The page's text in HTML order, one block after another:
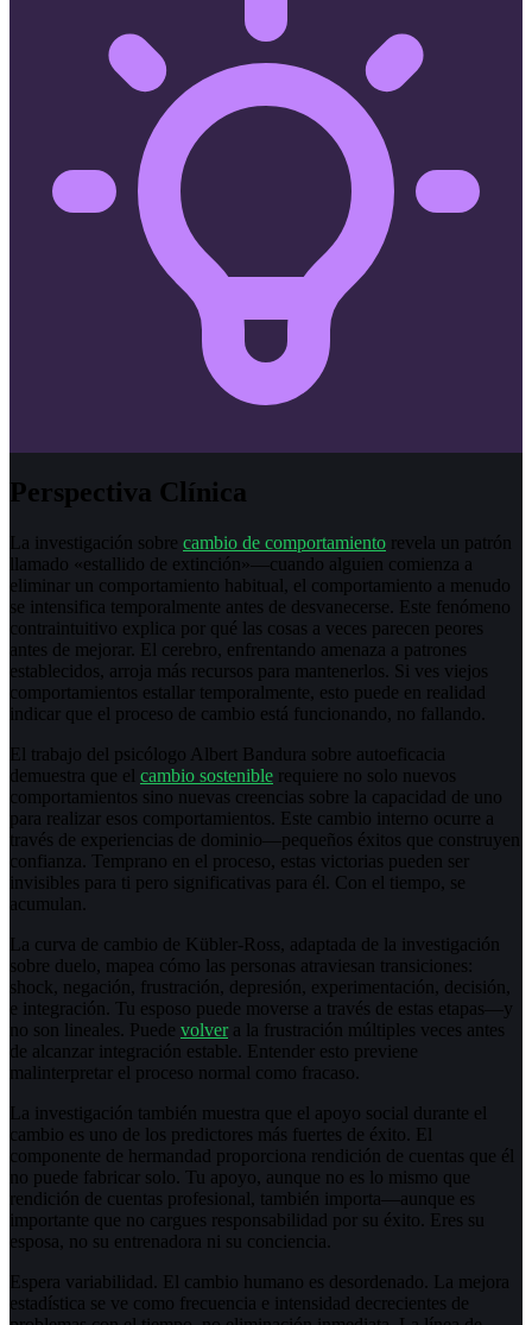
Perspectiva Clínica
La investigación sobre cambio de comportamiento revela un patrón
llamado «estallido de extinción»—cuando alguien comienza a
eliminar un comportamiento habitual, el comportamiento a menudo
se intensifica temporalmente antes de desvanecerse. Este fenómeno
contraintuitivo explica por qué las cosas a veces parecen peores
antes de mejorar. El cerebro, enfrentando amenaza a patrones
establecidos, arroja más recursos para mantenerlos. Si ves viejos
comportamientos estallar temporalmente, esto puede en realidad
indicar que el proceso de cambio está funcionando, no fallando.
El trabajo del psicólogo Albert Bandura sobre autoeficacia
demuestra que el cambio sostenible requiere no solo nuevos
comportamientos sino nuevas creencias sobre la capacidad de uno
para realizar esos comportamientos. Este cambio interno ocurre a
través de experiencias de dominio—pequeños éxitos que construyen
confianza. Temprano en el proceso, estas victorias pueden ser
invisibles para ti pero significativas para él. Con el tiempo, se
acumulan.
La curva de cambio de Kübler-Ross, adaptada de la investigación
sobre duelo, mapea cómo las personas atraviesan transiciones:
shock, negación, frustración, depresión, experimentación, decisión,
e integración. Tu esposo puede moverse a través de estas etapas—y
no son lineales. Puede volvera la frustración múltiples veces antes
de alcanzar integración estable. Entender esto previene
malinterpretar el proceso normal como fracaso.
La investigación también muestra que el apoyo social durante el
cambio es uno de los predictores más fuertes de éxito. El
componente de hermandad proporciona rendición de cuentas que él
no puede fabricar solo. Tu apoyo, aunque no es lo mismo que
rendición de cuentas profesional, también importa—aunque es
importante que no cargues responsabilidad por su éxito. Eres su
esposa, no su entrenadora ni su conciencia.
Espera variabilidad. El cambio humano es desordenado. La mejora
estadística se ve como frecuencia e intensidad decrecientes de